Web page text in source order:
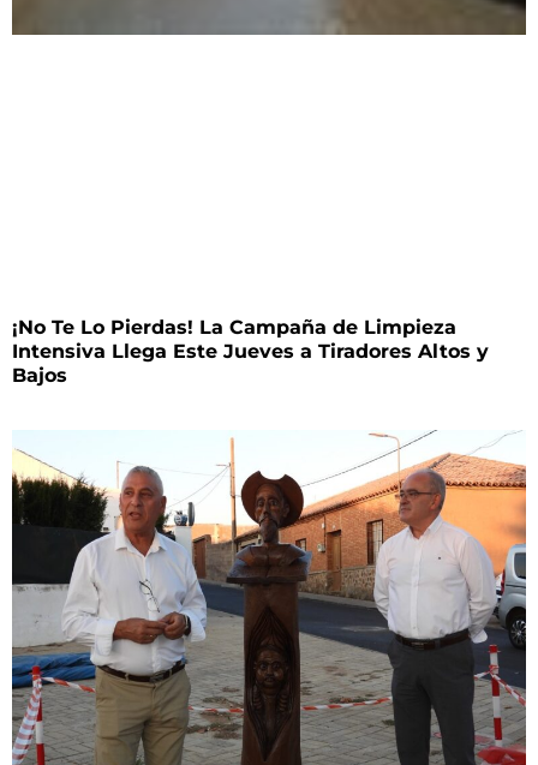
¡No Te Lo Pierdas! La Campaña de Limpieza
Intensiva Llega Este Jueves a Tiradores Altos y
Bajos